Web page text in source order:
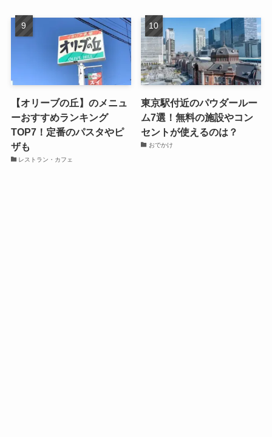
【オリーブの丘】のメニュ
ーおすすめランキング
TOP7！定番のパスタやピ
ザも
レストラン・カフェ
東京駅付近のパウダールー
ム7選！無料の施設やコン
セントが使えるのは？
おでかけ